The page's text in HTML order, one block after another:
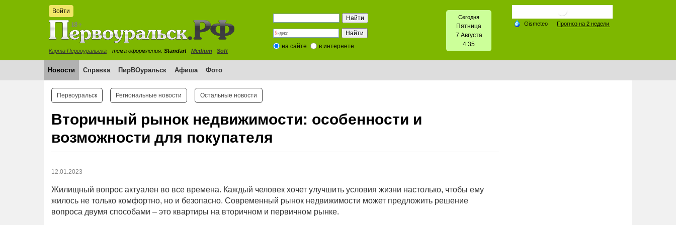
Войти
Карта Первоуральска тема оформления: Standart Medium Soft
на сайте в интернете
Сегодня
Пятница
7 Августа
4:35
Новости Справка ПирВОуральск Афиша Фото
Первоуральск Региональные новости Остальные новости
Вторичный рынок недвижимости: особенности и
возможности для покупателя
12.01.2023
Жилищный вопрос актуален во все времена. Каждый человек хочет улучшить условия жизни настолько, чтобы ему
жилось не только комфортно, но и безопасно. Современный рынок недвижимости может предложить решение
вопроса двумя способами – это квартиры на вторичном и первичном рынке.